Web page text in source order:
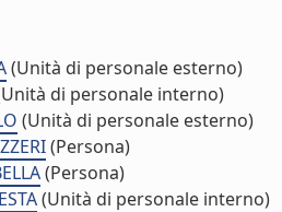
(Unità di personale esterno)
di personale interno)
(Unità di personale esterno)
(Persona)
(Persona)
(Unità di personale interno)